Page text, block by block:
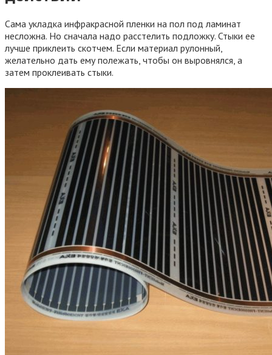
Сама укладка инфракрасной пленки на пол под ламинат
несложна. Но сначала надо расстелить подложку. Стыки ее
лучше приклеить скотчем. Если материал рулонный,
желательно дать ему полежать, чтобы он выровнялся, а
затем проклеивать стыки.